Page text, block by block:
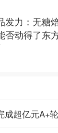
发力：无糖
否动得了东
成超亿元A+